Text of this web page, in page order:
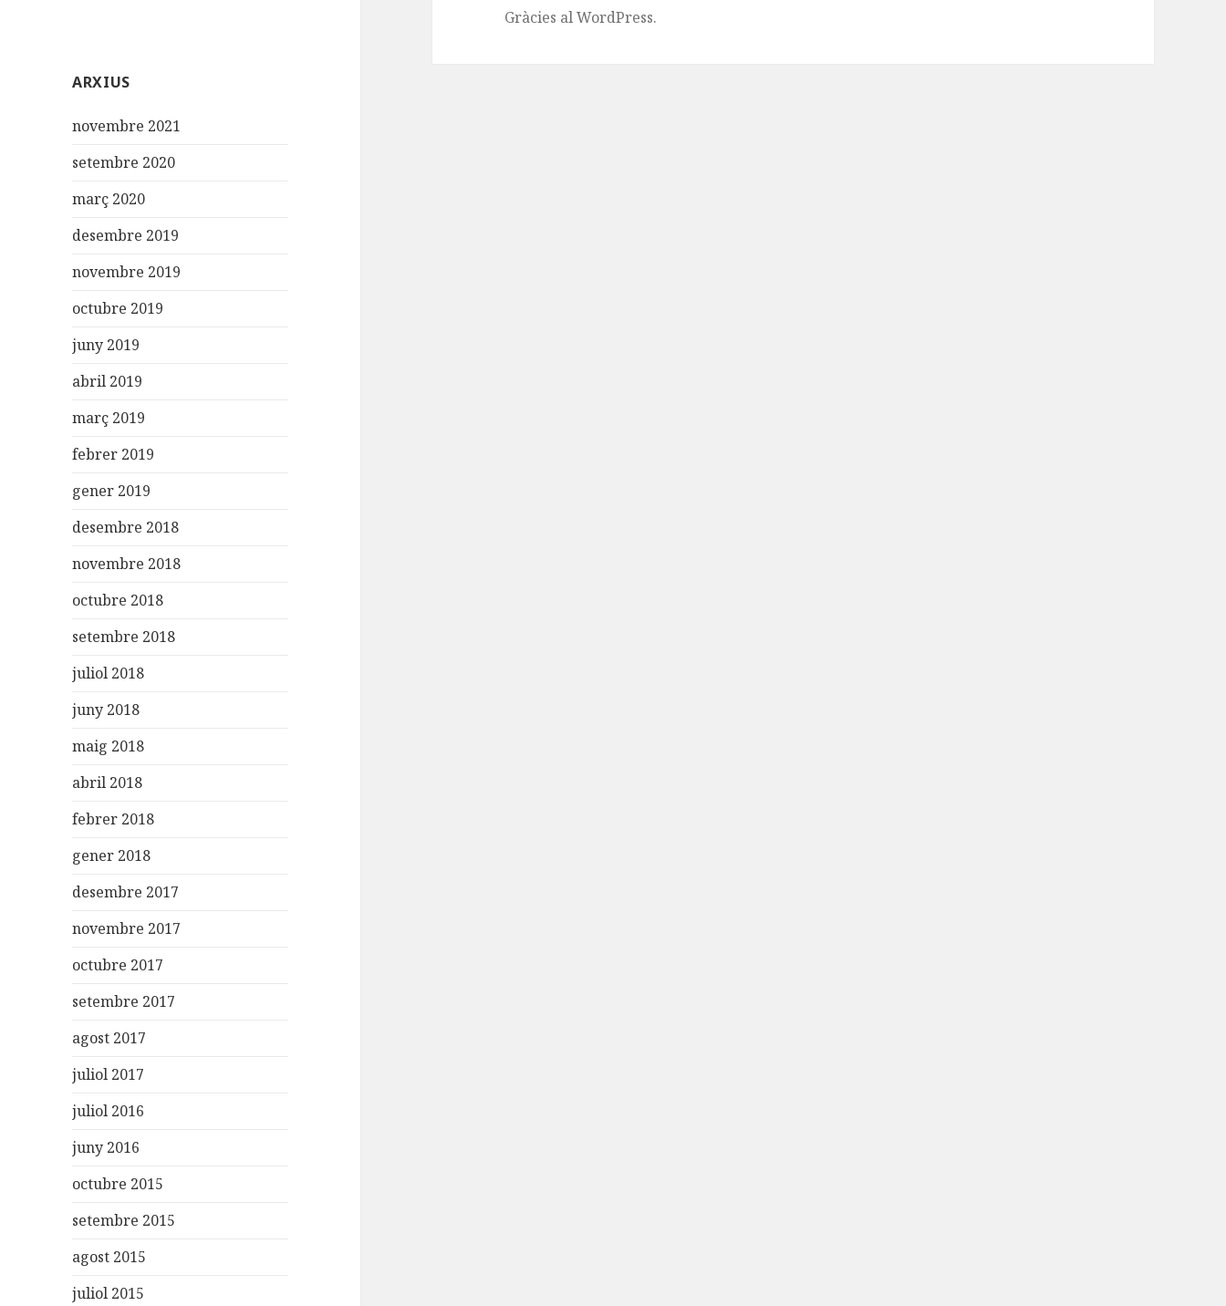
ARXIUS
novembre 2021
setembre 2020
març 2020
desembre 2019
novembre 2019
octubre 2019
juny 2019
abril 2019
març 2019
febrer 2019
gener 2019
desembre 2018
novembre 2018
octubre 2018
setembre 2018
juliol 2018
juny 2018
maig 2018
abril 2018
febrer 2018
gener 2018
desembre 2017
novembre 2017
octubre 2017
setembre 2017
agost 2017
juliol 2017
juliol 2016
juny 2016
octubre 2015
setembre 2015
agost 2015
juliol 2015
Gràcies al WordPress.